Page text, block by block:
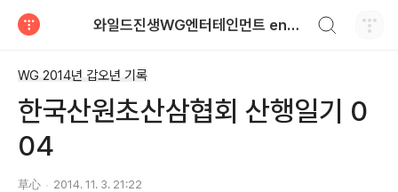
와일드진생WG엔터테인먼트 entertainment
WG 2014년 갑오년 기록
한국산원초산삼협회 산행일기 0
04
草心 2014. 11. 3. 21:22